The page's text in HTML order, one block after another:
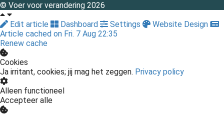
© Voer voor verandering 2026
Edit article
Dashboard Settings
Website Design
Article cached on Fri. 7 Aug 22:35
Renew cache
Cookies
Ja irritant, cookies; jij mag het zeggen. Privacy policy
Alleen functioneel
Accepteer alle